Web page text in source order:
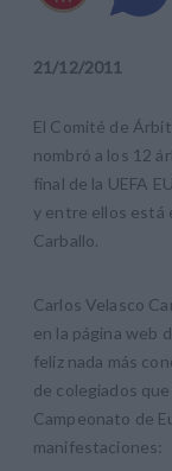
21/12/2011
El Comité de
nombró a los 12
final de la UEFA
y entre ellos está
Carballo.
Carlos Velasco
en la página web
feliz nada más
de colegiados
Campeonato de
manifestaciones: